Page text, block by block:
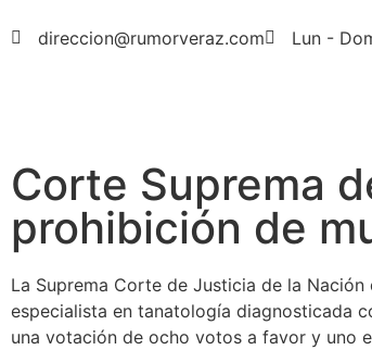
direccion@rumorveraz.com Lun -
Corte Suprema
prohibición de
La Suprema Corte de Justicia de la
especialista en tanatología diagnosticada
una votación de ocho votos a favor y uno